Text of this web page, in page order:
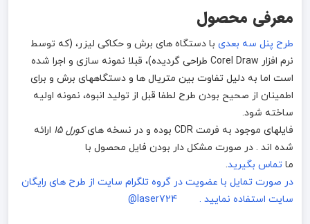
معرفی محصول
طرح پنل سه بعدی با دستگاه های برش و حکاکی لیزر، (که توسط
نرم افزار Corel Draw طراحی گردیده)، قبلا نمونه سازی و اجرا شده
است اما به دلیل تفاوت بین متریال ها و دستگاههای برش و برای
اطمینان از صحیح بودن طرح لطفا قبل از تولید انبوه، نمونه اولیه
ساخته شود.
فایلهای موجود به فرمت CDR بوده و در نسخه های
کورل 15
ارائه
شده اند . در صورت مشکل دار بودن فایل محصول با
ما تماس بگیرید.
در صورت تمایل با عضویت در گروه تلگرام سایت از طرح های رایگان
سایت استفاده نمایید . laser724@